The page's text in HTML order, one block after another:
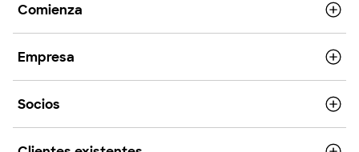
Comienza
Empresa
Socios